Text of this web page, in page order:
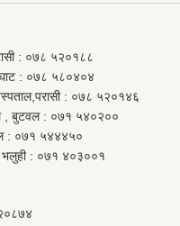
: ०७८ ५२०१८८
: ०७८ ५८०४०४
: ०७८ ५२०१४६
, बुटवल : ०७१ ५४०२००
: ०७१ ५४४४५०
: ०७१ ४०३००१